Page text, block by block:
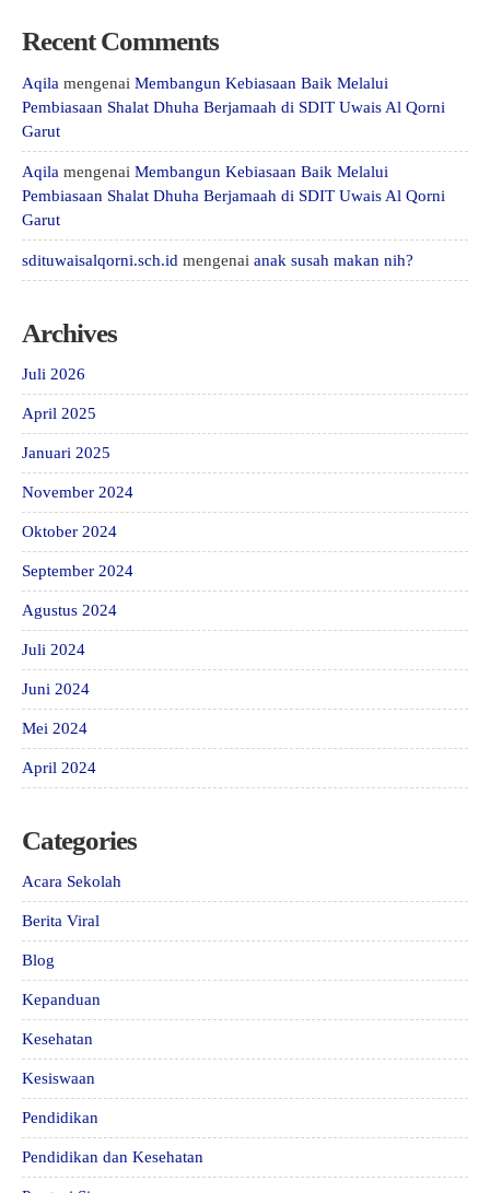
Recent Comments
Aqila mengenai Membangun Kebiasaan Baik Melalui
Pembiasaan Shalat Dhuha Berjamaah di SDIT Uwais Al Qorni
Garut
Aqila mengenai Membangun Kebiasaan Baik Melalui
Pembiasaan Shalat Dhuha Berjamaah di SDIT Uwais Al Qorni
Garut
sdituwaisalqorni.sch.id mengenai anak susah makan nih?
Archives
Juli 2026
April 2025
Januari 2025
November 2024
Oktober 2024
September 2024
Agustus 2024
Juli 2024
Juni 2024
Mei 2024
April 2024
Categories
Acara Sekolah
Berita Viral
Blog
Kepanduan
Kesehatan
Kesiswaan
Pendidikan
Pendidikan dan Kesehatan